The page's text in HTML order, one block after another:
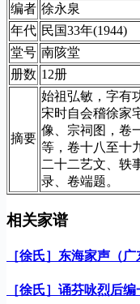
编者 徐永泉
年代 民国33年(1944)
堂号 南陔堂
册数 12册
摘要
始祖弘敏，字有
宋时自会稽徐家
像、宗祠图，卷
等，卷十八至十
二十二艺文、轶
录、卷端题。
相关家谱
［徐氏］东海家声（
［徐氏］诵芬咏烈后